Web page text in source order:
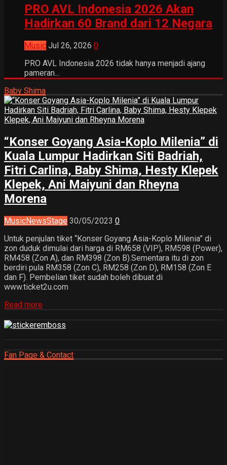
PRO AVL Indonesia 2026 Akan
Hadirkan 60 Brand dari 12 Negara
Music Jul 26, 2026 0
PRO AVL Indonesia 2026 tidak hanya menjadi ajang
pameran...
Baby Shima
“Konser Goyang Asia-Koplo Milenia” di
Kuala Lumpur Hadirkan Siti Badriah,
Fitri Carlina, Baby Shima, Hesty Klepek
Klepek, Ani Maiyuni dan Rheyna
Morena
MusicNewsStage 30/05/2023 0
Untuk penjulan tiket “Konser Goyang Asia-Koplo Milenia” di
zon duduk dimulai dari harga di RM658 (VIP), RM598 (Power),
RM458 (Zon A), dan RM398 (Zon B).Sementara itu di zon
berdiri pula RM358 (Zon C), RM258 (Zon D), RM158 (Zon E
dan F). Pembelian tiket sudah boleh dibuat di
www.ticket2u.com
Read more
Fan Page & Contact